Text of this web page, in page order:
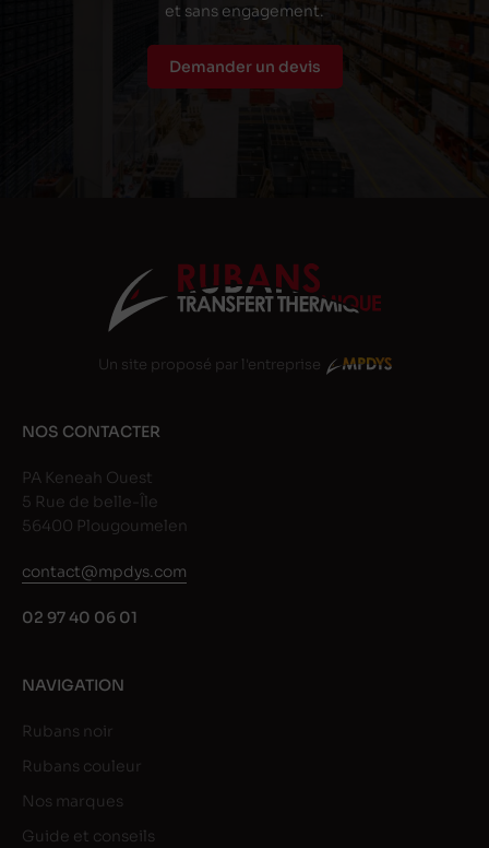
et sans engagement.
Demander un devis
Un site proposé par l'entreprise
NOS CONTACTER
PA Keneah Ouest
5 Rue de belle-Île
56400 Plougoumelen
contact@mpdys.com
02 97 40 06 01
NAVIGATION
Rubans noir
Rubans couleur
Nos marques
Guide et conseils